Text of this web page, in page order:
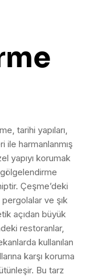
tarihi yapıları,
harmanlanmış
yapıyı korumak
Çeşme’deki
ve şık
açıdan büyük
restoranlar,
kullanılan
karşı koruma
Bu tarz